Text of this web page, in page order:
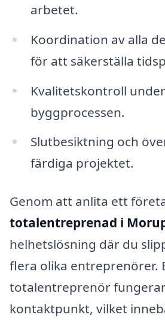
arbetet.
Koordination av alla
för att säkerställa
Kvalitetskontroll
byggprocessen.
Slutbesiktning och
färdiga projektet.
Genom att anlita ett
totalentreprenad i
helhetslösning där du
flera olika entreprenörer.
totalentreprenör
kontaktpunkt, vilket